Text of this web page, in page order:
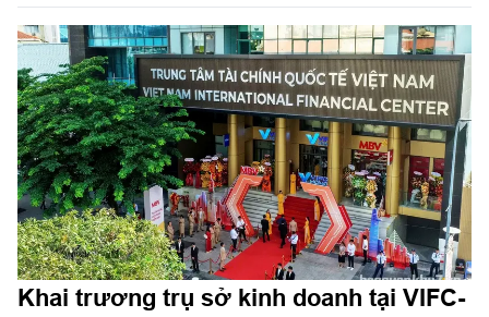
Khai trương trụ sở kinh doanh tại VIFC-